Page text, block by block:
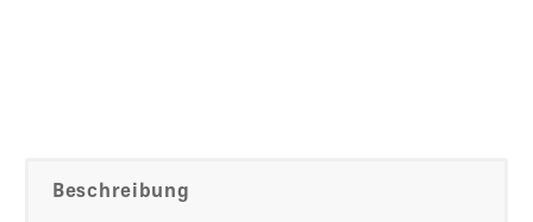
Beschreibung